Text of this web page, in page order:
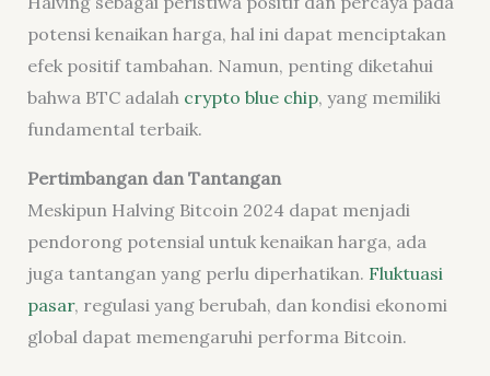
potensi kenaikan harga, hal ini dapat menciptakan
efek positif tambahan. Namun, penting diketahui
bahwa BTC adalah crypto blue chip, yang memiliki
fundamental terbaik.
Pertimbangan dan Tantangan
Meskipun Halving Bitcoin 2024 dapat menjadi
pendorong potensial untuk kenaikan harga, ada
juga tantangan yang perlu diperhatikan. Fluktuasi
pasar, regulasi yang berubah, dan kondisi ekonomi
global dapat memengaruhi performa Bitcoin.